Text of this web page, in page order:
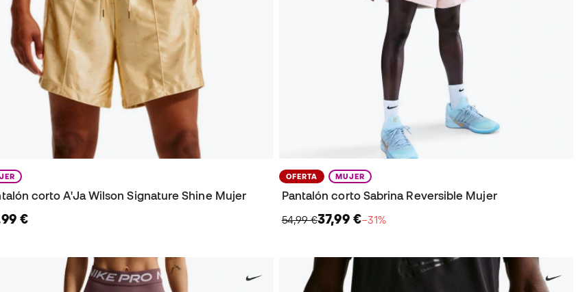
corto A'Ja Wilson Signature Shine Mujer
€
OFERTA MUJER
Pantalón corto Sabrina Reversible Mujer
54,99 €37,99 €−31%